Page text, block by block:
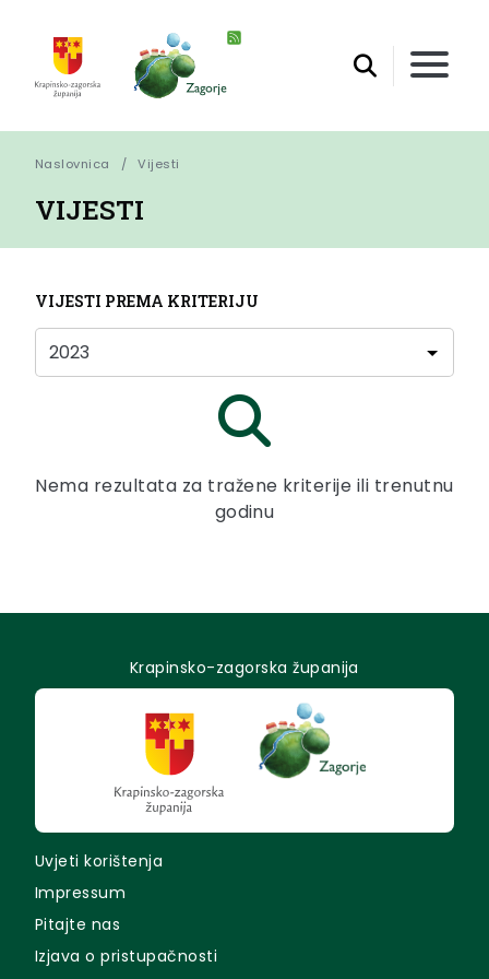
Naslovnica Vijesti
VIJESTI
VIJESTI PREMA KRITERIJU
Nema rezultata za tražene kriterije ili trenutnu
godinu
Krapinsko-zagorska županija
Uvjeti korištenja
Impressum
Pitajte nas
Izjava o pristupačnosti